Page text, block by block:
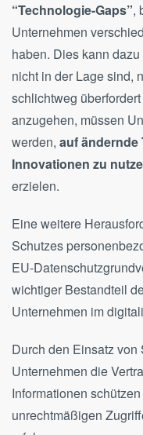
“Technologie-Gaps”,
Unternehmen
haben. Dies kann
nicht in der Lage sind,
schlichtweg
anzugehen, müssen
werden, auf ändernde
Innovationen zu
erzielen.
Eine weitere
Schutzes
EU-
wichtiger Bestandteil
Unternehmen im
Durch den Einsatz
Unternehmen die
Informationen
unrechtmäßigen